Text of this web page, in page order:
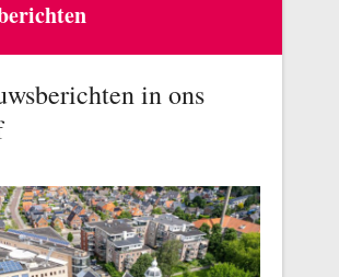
in ons